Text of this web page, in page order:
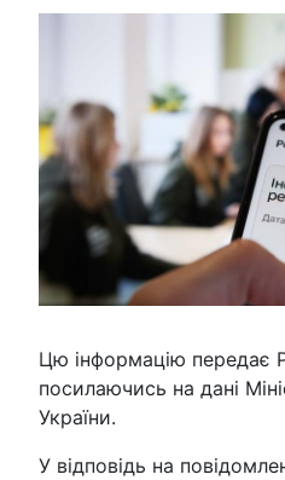
Цю інформацію передає
посилаючись на дані
України.
У відповідь на